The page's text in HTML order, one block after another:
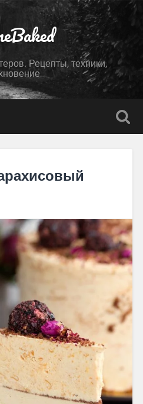
Рецепты, техники,